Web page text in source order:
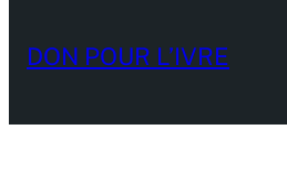
DON POUR L’IVRE